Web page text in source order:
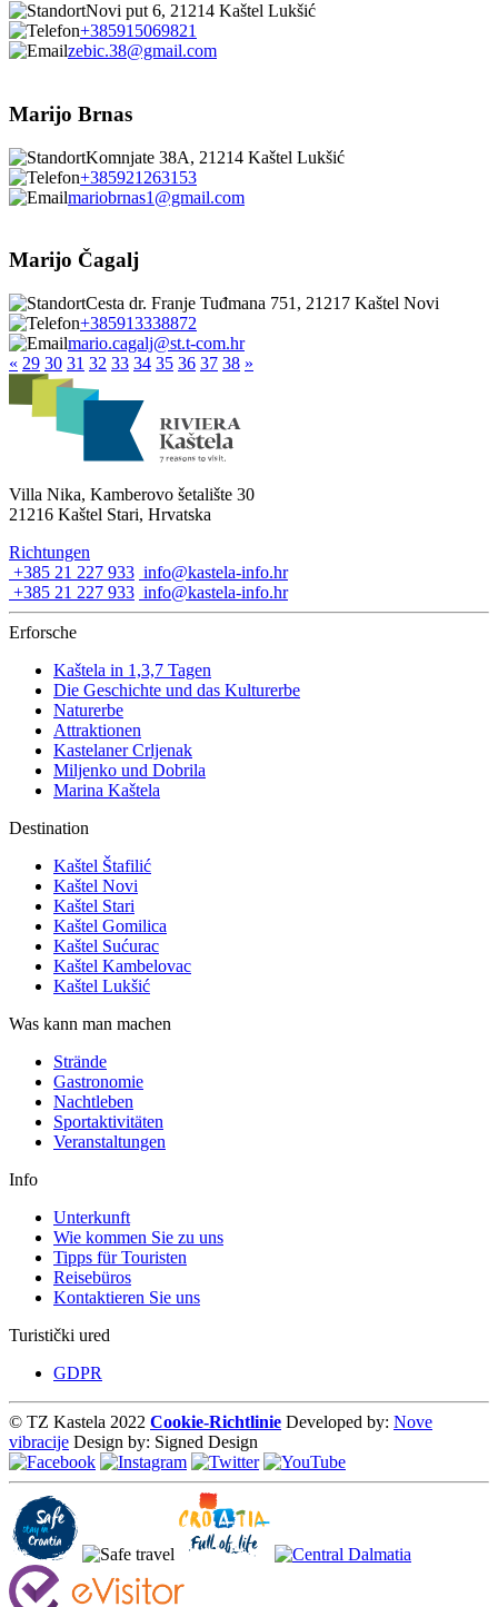
Novi put 6, 21214 Kaštel Lukšić
+385915069821
zebic.38@gmail.com
Marijo Brnas
Komnjate 38A, 21214 Kaštel Lukšić
+385921263153
mariobrnas1@gmail.com
Marijo Čagalj
Cesta dr. Franje Tuđmana 751, 21217 Kaštel Novi
+385913338872
mario.cagalj@st.t-com.hr
« 29 30 31 32 33 34 35 36 37 38 »
Villa Nika, Kamberovo šetalište 30
21216 Kaštel Stari, Hrvatska
Richtungen
+385 21 227 933 info@kastela-info.hr
+385 21 227 933 info@kastela-info.hr
Erforsche
Kaštela in 1,3,7 Tagen
Die Geschichte und das Kulturerbe
Naturerbe
Attraktionen
Kastelaner Crljenak
Miljenko und Dobrila
Marina Kaštela
Destination
Kaštel Štafilić
Kaštel Novi
Kaštel Stari
Kaštel Gomilica
Kaštel Sućurac
Kaštel Kambelovac
Kaštel Lukšić
Was kann man machen
Strände
Gastronomie
Nachtleben
Sportaktivitäten
Veranstaltungen
Info
Unterkunft
Wie kommen Sie zu uns
Tipps für Touristen
Reisebüros
Kontaktieren Sie uns
Turistički ured
GDPR
© TZ Kastela 2022 Cookie-Richtlinie Developed by: Nove
vibracije Design by: Signed Design